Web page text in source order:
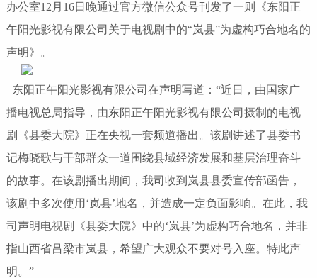
办公室12月16日晚通过官方微信公众号刊发了一则《东阳正
午阳光影视有限公司关于电视剧中的“岚县”为虚构巧合地名的
声明》。
东阳正午阳光影视有限公司在声明写道：“近日，由国家广
播电视总局指导，由东阳正午阳光影视有限公司摄制的电视
剧《县委大院》正在央视一套频道播出。该剧讲述了县委书
记梅晓歌与干部群众一道围绕县域经济发展和基层治理奋斗
的故事。在该剧播出期间，我司收到岚县县委宣传部函告，
该剧中多次使用‘岚县’地名，并造成一定负面影响。在此，我
司声明电视剧《县委大院》中的‘岚县’为虚构巧合地名，并非
指山西省吕梁市岚县，希望广大观众不要对号入座。特此声
明。”